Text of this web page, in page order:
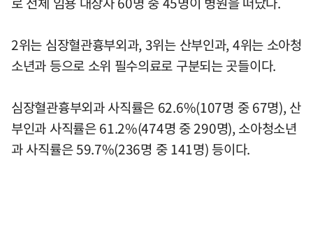
2위는 심장혈관흉부외과, 3위는 산부인과, 4위는 소아청
소년과 등으로 소위 필수의료로 구분되는 곳들이다.
심장혈관흉부외과 사직률은 62.6%(107명 중 67명), 산
부인과 사직률은 61.2%(474명 중 290명), 소아청소년
과 사직률은 59.7%(236명 중 141명) 등이다.